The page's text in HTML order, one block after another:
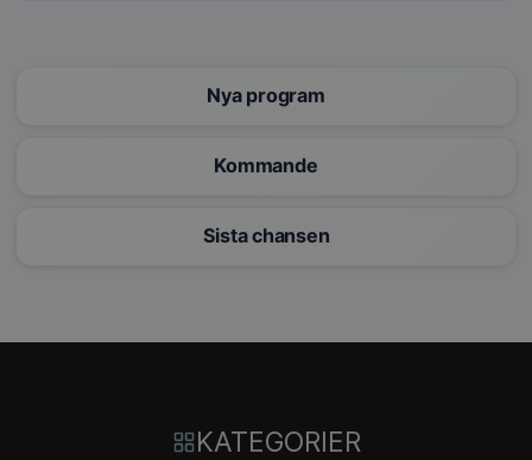
Nya program
Kommande
Sista chansen
KATEGORIER